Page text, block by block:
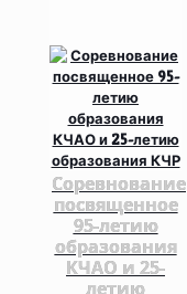
Соревнование
посвященное
95-летию
образования
КЧАО и 25-
летию